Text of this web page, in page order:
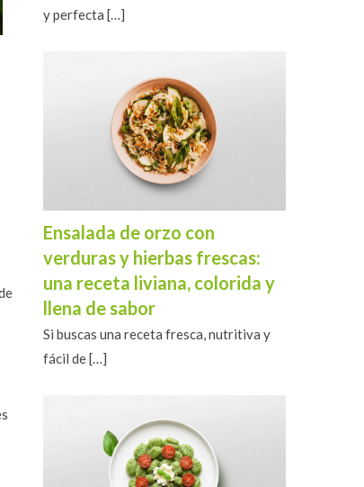
y perfecta […]
Ensalada de orzo con
verduras y hierbas frescas:
una receta liviana, colorida y
llena de sabor
Si buscas una receta fresca, nutritiva y
fácil de[…]